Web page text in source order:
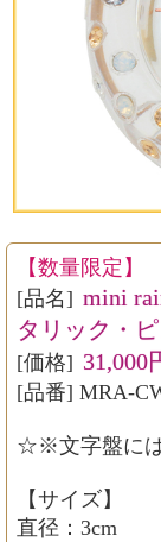
【数量限定】
[品名] mini
タリック・
[価格] 31,000
[品番] MRA-
☆※文字盤に
【サイズ】
直径：3cm